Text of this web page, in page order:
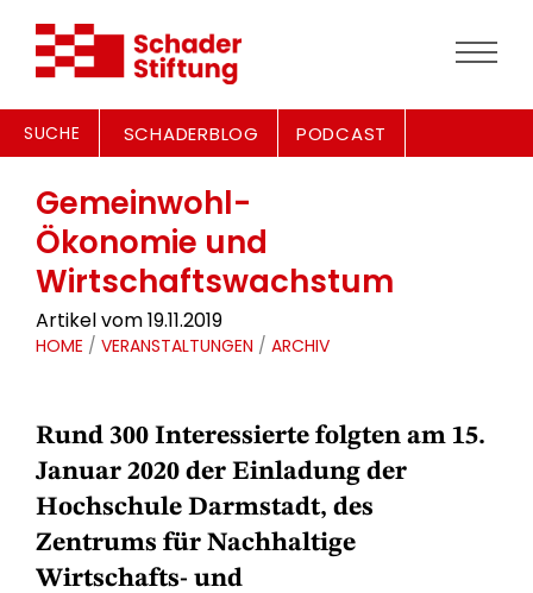
SUCHE SCHADERBLOG PODCAST
Gemeinwohl-
Ökonomie und
Wirtschaftswachstum
Artikel vom 19.11.2019
HOME / VERANSTALTUNGEN / ARCHIV
Rund 300 Interessierte folgten am 15.
Januar 2020 der Einladung der
Hochschule Darmstadt, des
Zentrums für Nachhaltige
Wirtschafts- und